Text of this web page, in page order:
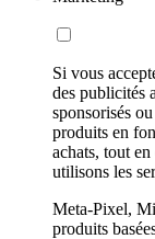
Si vous
des publicités
sponsorisés
produits en
achats, tout
utilisons les
Meta-Pixel,
produits